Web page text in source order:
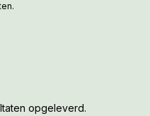
opgeleverd.